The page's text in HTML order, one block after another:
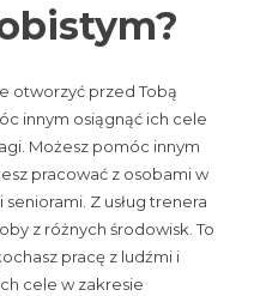
otworzyć przed Tobą
innym osiągnąć ich cele
Możesz pomóc innym
pracować z osobami w
Z usług trenera
z różnych środowisk. To
pracę z ludźmi i
cele w zakresie